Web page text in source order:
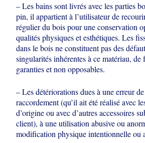
– Les bains sont livrés avec les parties
pin, il appartient àl’utilisateur de
régulier du bois pour une conservation
qualités physiques et esthétiques. Les
dans le bois ne constituent pas des
singularités inhérentes à cematériau, de
garanties et non opposables.
– Les détériorations dues à une erreur
raccordement (qu’il aitété réalisé avec
d’origine ou avec d’autres accessoires
client), à une utilisation abusive ou
modification physiqueintentionnelle ou